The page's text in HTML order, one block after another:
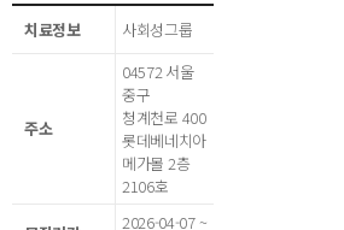
치료정보 사회성그룹
주소
04572 서울
중구
청계천로 400
롯데베네치아
메가몰 2층
2106호
2026-04-07 ~